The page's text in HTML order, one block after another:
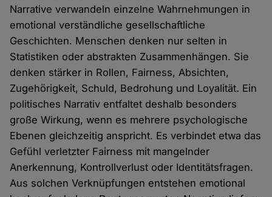
Narrative verwandeln einzelne Wahrnehmungen in
emotional verständliche gesellschaftliche
Geschichten. Menschen denken nur selten in
Statistiken oder abstrakten Zusammenhängen. Sie
denken stärker in Rollen, Fairness, Absichten,
Zugehörigkeit, Schuld, Bedrohung und Loyalität. Ein
politisches Narrativ entfaltet deshalb besonders
große Wirkung, wenn es mehrere psychologische
Ebenen gleichzeitig anspricht. Es verbindet etwa das
Gefühl verletzter Fairness mit mangelnder
Anerkennung, Kontrollverlust oder Identitätsfragen.
Aus solchen Verknüpfungen entstehen emotional